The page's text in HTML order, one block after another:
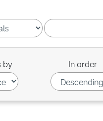
by In order